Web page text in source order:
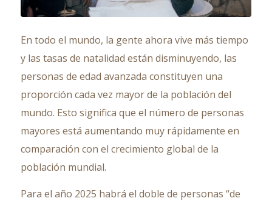
En todo el mundo, la gente ahora vive más tiempo
y las tasas de natalidad están disminuyendo, las
personas de edad avanzada constituyen una
proporción cada vez mayor de la población del
mundo. Esto significa que el número de personas
mayores está aumentando muy rápidamente en
comparación con el crecimiento global de la
población mundial.
Para el año 2025 habrá el doble de personas “de